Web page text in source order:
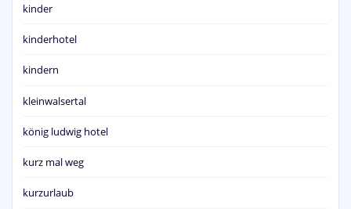
kinder
kinderhotel
kindern
kleinwalsertal
könig ludwig hotel
kurz mal weg
kurzurlaub